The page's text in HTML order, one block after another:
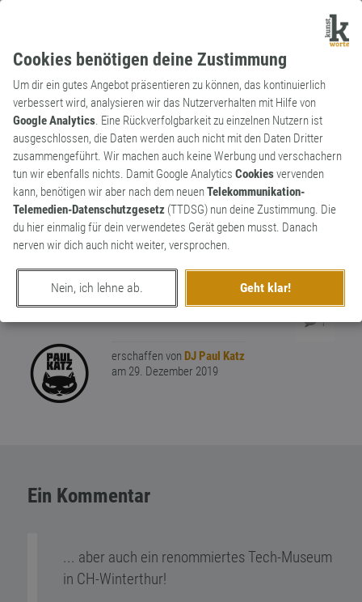
Cookies benötigen deine Zustimmung
Um dir ein gutes Angebot präsentieren zu können, das kontinuierlich
verbessert wird, analysieren wir das Nutzerverhalten mit Hilfe von
Google Analytics. Eine Rückverfolgbarkeit zu einzelnen Nutzern ist
ausgeschlossen, die Daten werden auch nicht mit den Daten Dritter
zusammengeführt. Wir machen auch keine Werbung und verschachern
tun wir ebenfalls nichts. Damit Google Analytics Cookiesvervenden
kann, benötigen wir aber nach dem neuenTelekommunikation-
Telemedien-Datenschutzgesetz (TTDSG) nun deine Zustimmung. Die
du hier einmalig für dein verwendetes Gerät geben musst. Danach
nerven wir dich auch nicht weiter, versprochen.
Nein, ich lehne ab. Geht klar!
Markenname
Substantiv
Technorama
Bezeichnung derQuelle-Techniklädenab
den späten Achtzigern. Wurde auch gern
zu „Technodrama“ verdreht. Mit der
verschwanden auch die Technorama-
Läden.
1
erschaffen von DJ Paul Katz
am 29. Dezember 2019
Ein Kommentar
... aber auch ein renommiertes Tech-Museum
in CH-Winterthur!